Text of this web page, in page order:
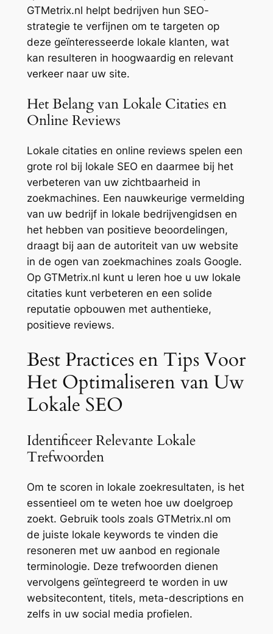
GTMetrix.nl helpt bedrijven hun SEO-
strategie te verfijnen om te targeten op
deze geïnteresseerde lokale klanten, wat
kan resulteren in hoogwaardig en relevant
verkeer naar uw site.
Het Belang van Lokale Citaties en
Online Reviews
Lokale citaties en online reviews spelen een
grote rol bij lokale SEO en daarmee bij het
verbeteren van uw zichtbaarheid in
zoekmachines. Een nauwkeurige vermelding
van uw bedrijf in lokale bedrijvengidsen en
het hebben van positieve beoordelingen,
draagt bij aan de autoriteit van uw website
in de ogen van zoekmachines zoals Google.
Op GTMetrix.nl kunt u leren hoe u uw lokale
citaties kunt verbeteren en een solide
reputatie opbouwen met authentieke,
positieve reviews.
Best Practices en Tips Voor
Het Optimaliseren van Uw
Lokale SEO
Identificeer Relevante Lokale
Trefwoorden
Om te scoren in lokale zoekresultaten, is het
essentieel om te weten hoe uw doelgroep
zoekt. Gebruik tools zoals GTMetrix.nl om
de juiste lokale keywords te vinden die
resoneren met uw aanbod en regionale
terminologie. Deze trefwoorden dienen
vervolgens geïntegreerd te worden in uw
websitecontent, titels, meta-descriptions en
zelfs in uw social media profielen.